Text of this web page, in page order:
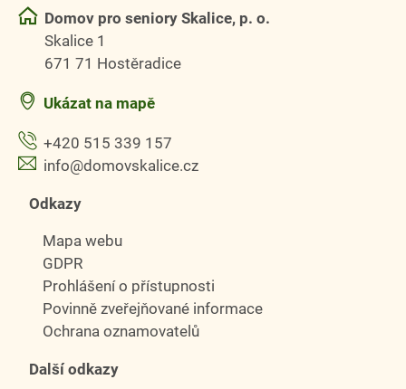
Domov pro seniory Skalice, p. o.
Skalice 1
671 71 Hostěradice
Ukázat na mapě
+420 515 339 157
info@domovskalice.cz
Odkazy
Mapa webu
GDPR
Prohlášení o přístupnosti
Povinně zveřejňované informace
Ochrana oznamovatelů
Další odkazy